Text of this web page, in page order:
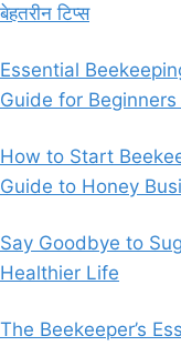
बेहतरीन टिप्स
Essential
Guide for
How to Start
Guide to Honey
Say Goodbye to
Healthier Life
The Beekeeper’s